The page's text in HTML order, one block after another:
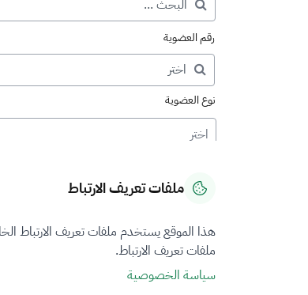
رقم العضوية
نوع العضوية
اختر
ملفات تعريف الارتباط
هذا الموقع يستخدم ملفات تعريف الارتباط
ملفات تعريف الارتباط.
سياسة الخصوصية